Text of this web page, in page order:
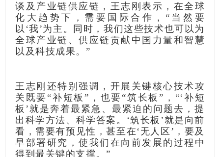
谈及产业链供应链，王志刚表示，在全球
化大趋势下，需要国际合作，“当然要
以‘我’为主。同时，我们这些技术也可以为
全球产业链、供应链贡献中国力量和智慧
以及科技成果。”
王志刚还特别强调，开展关键核心技术攻
关既要“补短板”，也要“筑长板”，“‘补短
板’就是奔着最紧急、最紧迫的问题去，提
出科学方法、科学答案。‘筑长板’就是向前
看，需要有预见性，甚至在‘无人区’，要及
早部署研究，使我们在向前发展的过程中
得到最关键的支撑。”